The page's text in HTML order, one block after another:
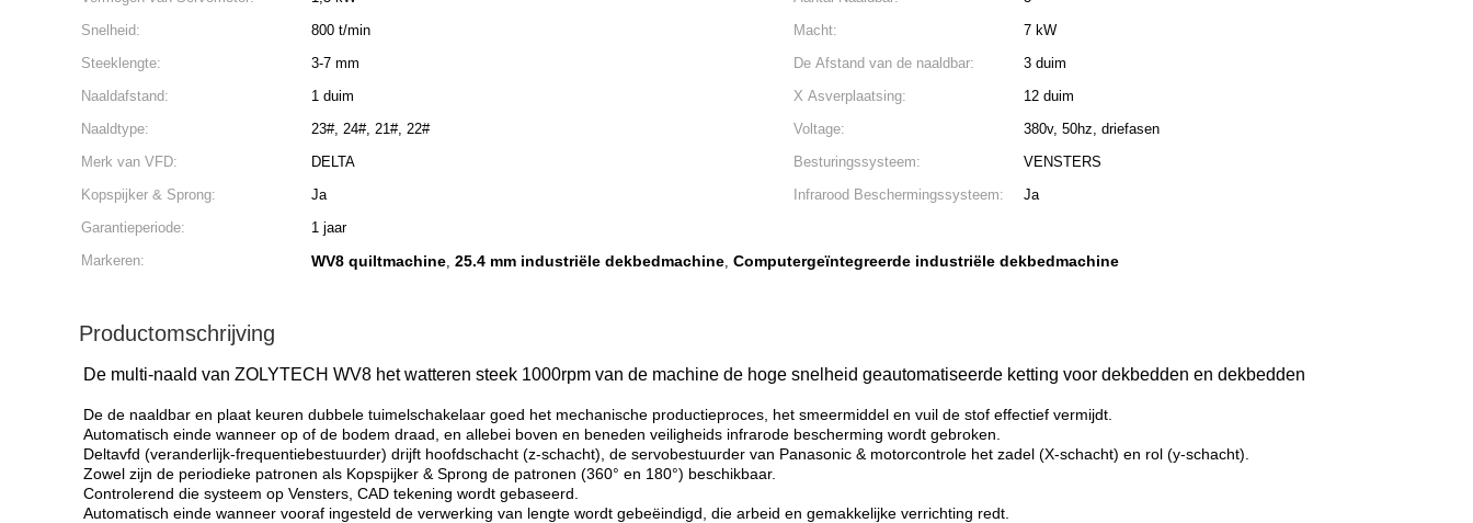
Snelheid:
800 t/min Macht:
7 kW
Steeklengte:
3-7 mm De Afstand van de naaldbar:
3 duim
Naaldafstand:
1 duim X Asverplaatsing:
12 duim
Naaldtype:
23#, 24#, 21#, 22# Voltage:
380v, 50hz, driefasen
Merk van VFD:
DELTA Besturingssysteem:
VENSTERS
Kopspijker & Sprong:
Ja Infrarood Beschermingssysteem:
Ja
Garantieperiode:
1 jaar
Markeren:
WV8 quiltmachine, 25.4 mm industriële dekbedmachine, Computergeïntegreerde industriële dekbedmachine
Productomschrijving
De multi-naald van ZOLYTECH WV8 het watteren steek 1000rpm van de machine de hoge snelheid geautomatiseerde ketting voor dekbedden en dekbedden
De de naaldbar en plaat keuren dubbele tuimelschakelaar goed het mechanische productieproces, het smeermiddel en vuil de stof effectief vermijdt.
Automatisch einde wanneer op of de bodem draad, en allebei boven en beneden veiligheids infrarode bescherming wordt gebroken.
Deltavfd (veranderlijk-frequentiebestuurder) drijft hoofdschacht (z-schacht), de servobestuurder van Panasonic & motorcontrole het zadel (X-schacht) en rol (y-schacht).
Zowel zijn de periodieke patronen als Kopspijker & Sprong de patronen (360° en 180°) beschikbaar.
Controlerend die systeem op Vensters, CAD tekening wordt gebaseerd.
Automatisch einde wanneer vooraf ingesteld de verwerking van lengte wordt gebeëindigd, die arbeid en gemakkelijke verrichting redt.